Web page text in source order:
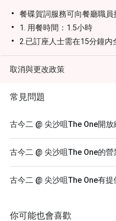
餐碟賀詞服務可向餐廳職員
1. 用餐時間：1.5小時
2.已訂座人士需在15分鐘内
3. 折扣適用於單點食品，
可與餐廳其他推廣優惠同時
惠
7.此優惠不可與其他折扣及
9. 客人必須出示預定證明
座頁面以供同事記錄及認證
取消與更改政策
常見問題
古今二 @ 尖沙咀The One開放
古今二 @ 尖沙咀The One的營
古今二 @ 尖沙咀The One有提
你可能也會喜歡